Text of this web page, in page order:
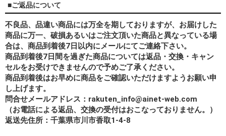
■ご返品について
不良品、品違い商品には万全を期しておりますが、お届けした
商品に万一、破損あるいはご注文頂いた商品と異なっている場
合は、商品到着後7日以内にメールにてご連絡下さい。
商品到着後7日間を過ぎた商品については返品・交換・キャン
セルをお受けできませんので予めご了承ください。
商品到着後はお早めに商品をご確認いただけますようお願い申
し上げます。
問合せメールアドレス：rakuten_info@ainet-web.com
（お電話による返品、交換の受付はおこなっておりません。）
返送先住所：千葉県市川市香取1-4-8